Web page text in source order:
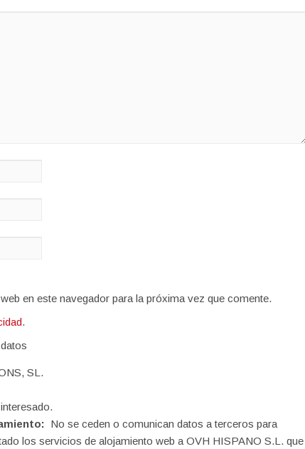
en este navegador para la próxima vez que comente.
.
SL.
No se ceden o comunican datos a terceros para
los servicios de alojamiento web a OVH HISPANO S.L. que